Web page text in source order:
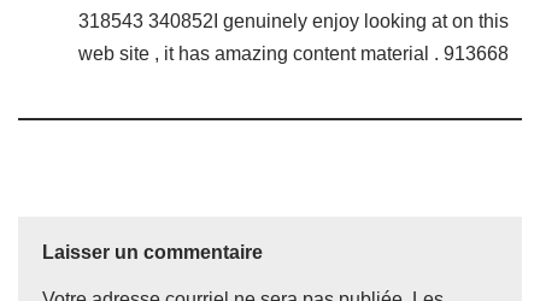
318543 340852I genuinely enjoy looking at on this
web site , it has amazing content material . 913668
Laisser un commentaire